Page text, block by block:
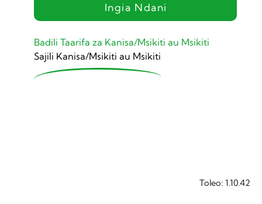
Toleo: 1.10.42
Ingia Ndani
Badili Taarifa za Kanisa/Msikiti au Msikiti
Sajili Kanisa/Msikiti au Msikiti